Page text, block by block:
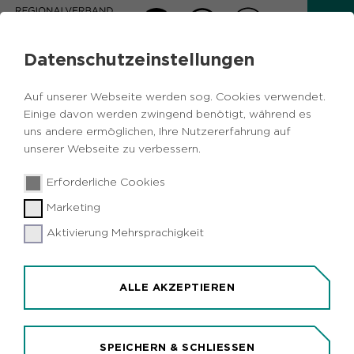
Datenschutzeinstellungen
Auf unserer Webseite werden sog. Cookies verwendet.
Einige davon werden zwingend benötigt, während es
uns andere ermöglichen, Ihre Nutzererfahrung auf
unserer Webseite zu verbessern.
Erforderliche Cookies
Marketing
Aktivierung Mehrsprachigkeit
ALLE AKZEPTIEREN
SPEICHERN & SCHLIESSEN
PRESSEMITTEILUNG
Zurück
Vom Luftbild zum digitalen Zwilling:
RVR dokumentiert seit einem
Jahrhundert die Entwicklung des
Ruhrgebiets